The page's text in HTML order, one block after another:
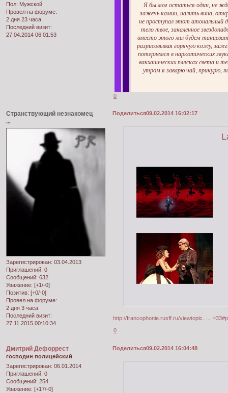
Пол: Мужской
Провел на форуме:
2 дня 23 часа
Последний визит:
27.04.2014 06:01:53
Я бы мог остаться один, не
зажечь камин, налить вина,
не проступал этот атональный
тело твое, закаленное
вместо этого мы будем
разрисовывая горячую кожу,
потеряемся в наркотических
вакханических плясках света и
утром я заварю чай, прикурю,
0
Поделиться09.02.2014 16:02:17
Странствующий незнакомец
...
Зарегистрирован: 03.04.2013
Приглашений: 0
Сообщений: 632
Уважение: [+1/-0]
Позитив: [+0/-0]
Провел на форуме:
2 дня 3 часа
Последний визит:
27.11.2015 00:10:34
http://francophonie.rusff.ru/viewtopic. …
0
Поделиться09.02.2014 16:04:48
Дмитрий Дефоррест
господин полицейский
Зарегистрирован: 06.01.2014
Приглашений: 0
Сообщений: 254
Уважение: [+17/-0]